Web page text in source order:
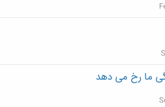
ما رخ می دهد